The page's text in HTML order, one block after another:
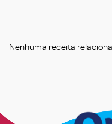
Nenhuma receita